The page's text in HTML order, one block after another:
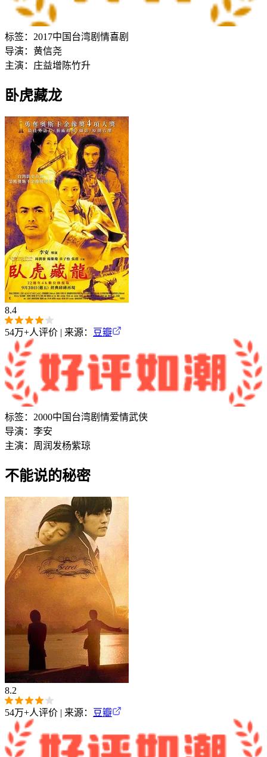
标签： 2017中国台湾剧情喜剧
导演： 黄信尧
主演： 庄益增 陈竹升
卧虎藏龙
8.4
54万+人评价 | 来源： 豆瓣
标签： 2000中国台湾剧情爱情武侠
导演： 李安
主演： 周润发杨紫琼
不能说的秘密
8.2
54万+人评价 | 来源： 豆瓣